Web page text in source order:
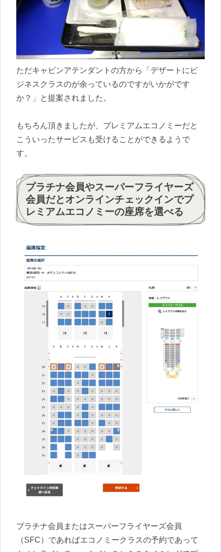
ただキャビンアテンダントの方から「デザートにビ
ジネスクラスのが余っているのですがいかがです
か？」と提案されました。
もちろん頂きましたが、プレミアムエコノミーだと
こういったサービスも受けることができるようで
す。
プラチナ会員やスーパーフライヤーズ
会員だとオンラインチェックインでプ
レミアムエコノミーの座席を選べる
プラチナ会員またはスーパーフライヤーズ会員
（SFC）であればエコノミークラスの予約であって